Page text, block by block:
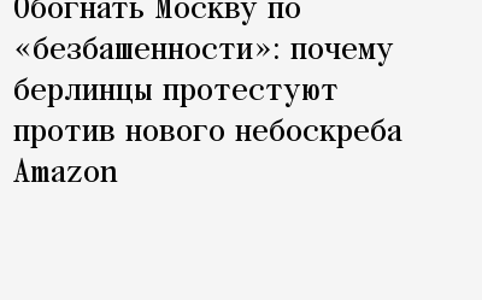
Обогнать Москву по
«безбашенности»: почему
берлинцы протестуют
против нового небоскреба
Amazon